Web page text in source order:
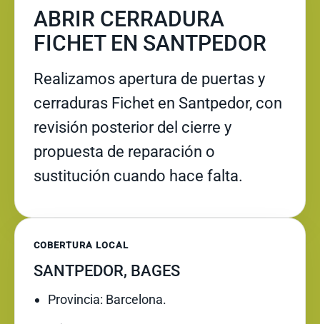
ABRIR CERRADURA
FICHET EN SANTPEDOR
Realizamos apertura de puertas y
cerraduras Fichet en Santpedor, con
revisión posterior del cierre y
propuesta de reparación o
sustitución cuando hace falta.
COBERTURA LOCAL
SANTPEDOR, BAGES
Provincia: Barcelona.